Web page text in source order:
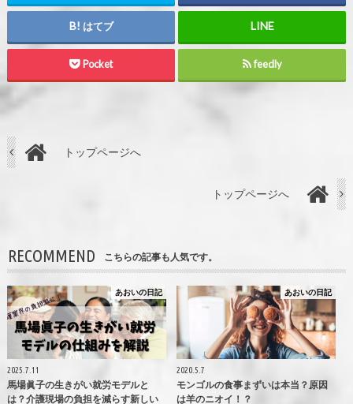
はてブ
Pocket feedly
トップページへ
トップページへ
RECOMMEND こちらの記事も人気です。
あおいの日記
2025.7.11
馬場眞子の生きがい就労モデルと
は？介護現場の負担を減らす新しい
あおいの日記
2020.5.7
モンゴルの食事まずいは本当？原因
は羊のニオイ！？